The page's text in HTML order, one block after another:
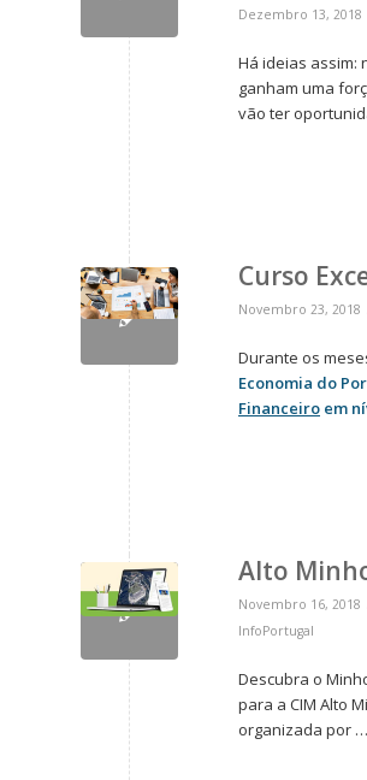
Dezembro 13, 2018
Há ideias assim:
ganham uma
vão ter
Curso
Novembro 23, 2018
Durante os
Economia do
Financeiro em
Alto
Novembro 16, 2018
InfoPortugal
Descubra o
para a CIM Alto
organizada por …